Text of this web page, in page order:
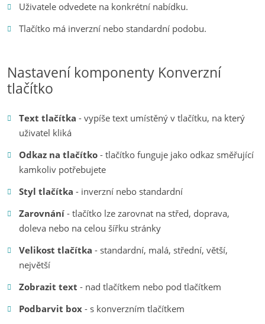
Uživatele odvedete na konkrétní nabídku.
Tlačítko má inverzní nebo standardní podobu.
Nastavení komponenty Konverzní
tlačítko
Text tlačítka - vypíše text umístěný v tlačítku, na který
uživatel kliká
Odkaz na tlačítko- tlačítko funguje jako odkaz směřující
kamkoliv potřebujete
Styl tlačítka - inverzní nebo standardní
Zarovnání - tlačítko lze zarovnat na střed, doprava,
doleva nebo na celou šířku stránky
Velikost tlačítka - standardní, malá, střední, větší,
největší
Zobrazit text - nad tlačítkem nebo pod tlačítkem
Podbarvit box- s konverzním tlačítkem